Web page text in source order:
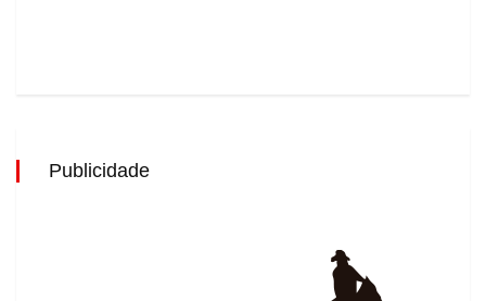
Publicidade